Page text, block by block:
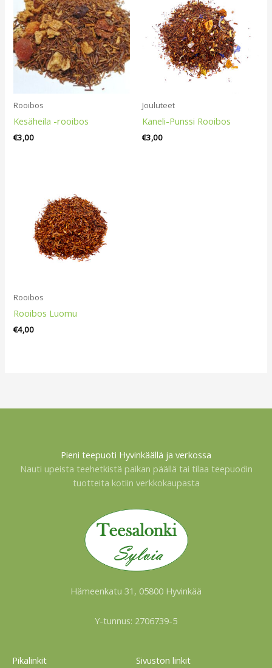
Rooibos
Kesäheila -rooibos
€3,00
Jouluteet
Kaneli-Punssi Rooibos
€3,00
Rooibos
Rooibos Luomu
€4,00
Pieni teepuoti Hyvinkäällä ja verkossa
Nauti upeista teehetkistä paikan päällä tai tilaa teepuodin
tuotteita kotiin verkkokaupasta
Hämeenkatu 31, 05800 Hyvinkää
Y-tunnus: 2706739-5
Pikalinkit Sivuston linkit